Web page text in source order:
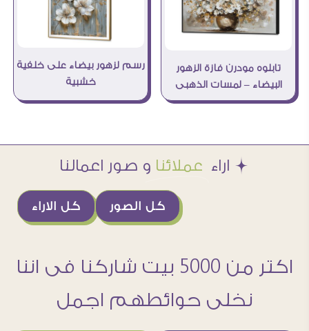
تابلوه مودرن فازة الزهور
البيضاء – لمسات الذهبى
رسم لزهور بيضاء على خلفية
خشبية
Æ اراء عملائنا و صور اعمالنا
كل الاراء كل الصور
اكتر من 5000 بيت شاركنا فى اننا
نخلى حوائطهم اجمل